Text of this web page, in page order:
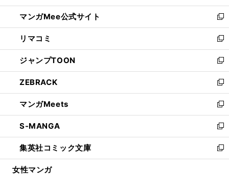
開
く
ン
ド
ウ
で
開
く
ウ
ィ
ン
ド
ウ
で
開
く
し
い
ウ
ィ
ン
ド
ウ
で
開
く
マンガMee公式サイト
新
し
い
ウ
ィ
ン
ド
ウ
で
開
く
リマコミ
新
し
い
ウ
ィ
ン
ド
ウ
で
開
く
ジャンプTOON
新
し
い
ウ
ィ
ン
ド
ウ
で
開
ZEBRACK
新
し
い
ウ
ィ
ン
ド
ウ
マンガMeets
新
し
い
ウ
ィ
ン
S-MANGA
新
し
い
ウ
集英社コミック文庫
新
し
女性マンガ